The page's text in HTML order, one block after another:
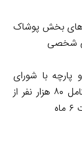
بخش پوشاک
شخصی
پارچه با شورای
مذاکرات ملی مبنی‌بر پرداخت دستمزد کامل ۸۰ هزار نفر از